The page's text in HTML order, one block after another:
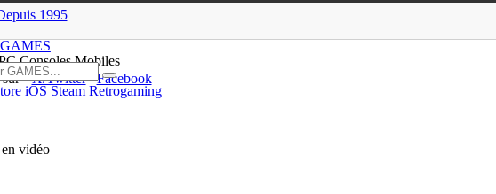
1995
GAMES
Consoles Mobiles
iOS Steam Retrogaming
X/Twitter
Facebook
vidéo